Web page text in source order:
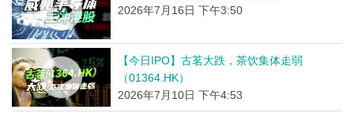
2026年7月16日 下午3:50
【今日IPO】古茗大跌，茶饮集体走弱
（01364.HK）
2026年7月10日 下午4:53